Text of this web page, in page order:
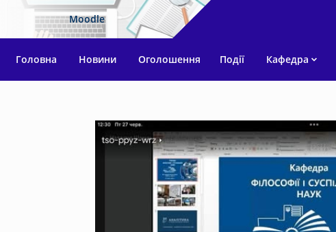
Moodle
Головна Новини Оголошення Події Кафедра